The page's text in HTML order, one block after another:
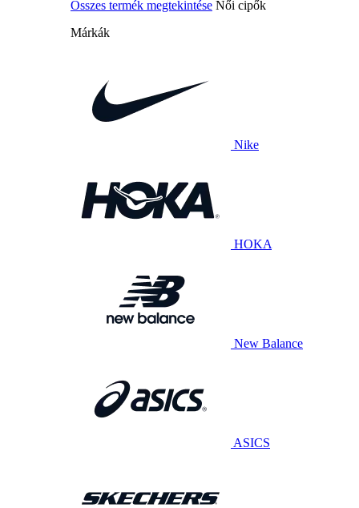
Összes termék megtekintése Női cipők
Márkák
Nike
HOKA
New Balance
ASICS